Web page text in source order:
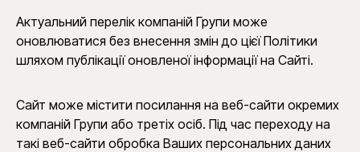
Актуальний перелік компаній Групи може
оновлюватися без внесення змін до цієї Політики
шляхом публікації оновленої інформації на Сайті.
Сайт може містити посилання на веб-сайти окремих
компаній Групи або третіх осіб. Під час переходу на
такі веб-сайти обробка Ваших персональних даних